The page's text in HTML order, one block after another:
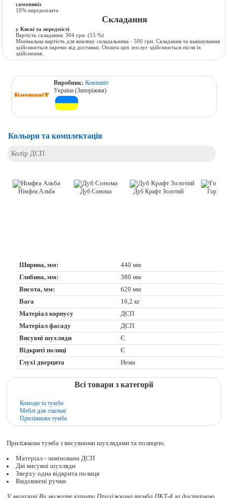
самовивіз
10% передоплата
Складання
у Києві та передмісті
Вартість складання:304 грн. (15 %)
Мінімальна вартість для виклику складальника - 500 грн. Складання та навішування
здійснюється окремо від доставки. Оплата цих послуг здійснюється після їх
здійснення.
Виробник:Компаніт
Україна (Запоріжжя)
Кольори та комплектація
Колір ДСП
Німфеа Альба Дуб Сонома Дуб Крафт Золотий Горіх
Ширина, мм:
440 мм
Глибина, мм:
380 мм
Висота, мм:
620 мм
Вага
16,2 кг
Матеріал корпусу
ДСП
Матеріал фасаду
ДСП
Висувні шухляди
Є
Відкриті полиці
Є
Глухі дверцята
Нема
Всі товари з категорії
Комоди та тумби
Меблі для спальні
Приліжкова тумба
Приліжкова тумба з висувними шухлядами та полицею.
Матеріал - ламінована ДСП
Дві висувні шухляди
Зверху одна відкрита полиця
Видовжені ручки
У магазині Ви можете купити Приліжкова тумба ПКТ-4 за доступною